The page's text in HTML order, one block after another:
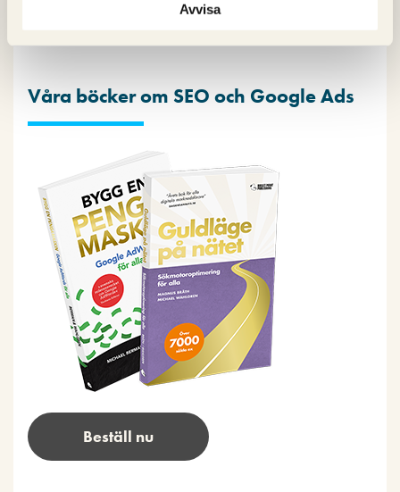
Avvisa
Våra böcker om SEO och Google Ads
Beställ nu